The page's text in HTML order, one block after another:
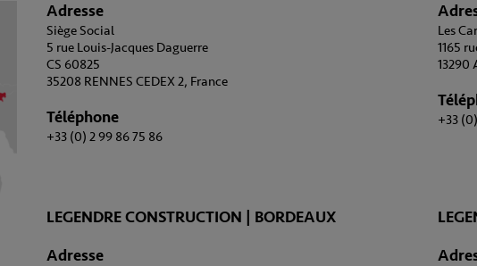
Adresse
Siège Social
5 rue Louis-Jacques Daguerre
CS 60825
35208 RENNES CEDEX 2, France
Téléphone
+33 (0) 2 99 86 75 86
Les
1165
13290
+33
LEGENDRE CONSTRUCTION | BORDEAUX
Adresse